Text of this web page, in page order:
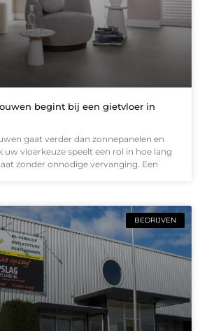
begint bij een gietvloer in
gaat verder dan zonnepanelen en
uw vloerkeuze speelt een rol in hoe lang
zonder onnodige vervanging. Een
BEDRIJVEN